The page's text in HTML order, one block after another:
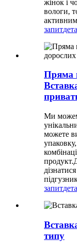
жінок і
вологи,
запит
Пряма
Ми
можете
запит
типу